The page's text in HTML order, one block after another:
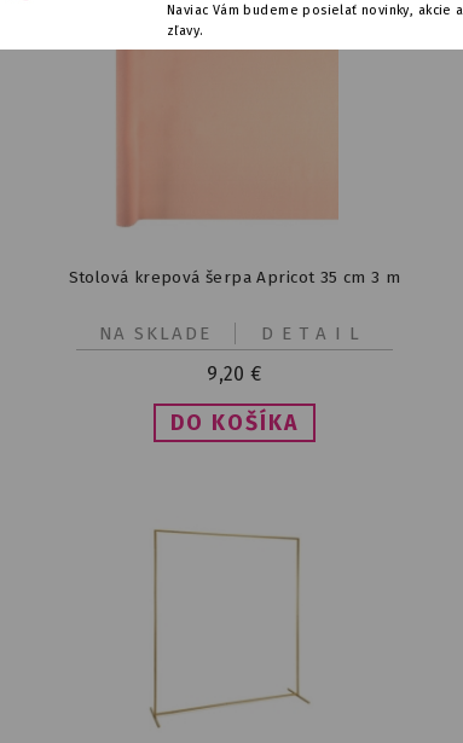
Naviac Vám budeme posielať novinky, akcie a
zľavy.
Stolová krepová šerpa Apricot 35 cm 3 m
9,20 €
DETAIL
NA SKLADE